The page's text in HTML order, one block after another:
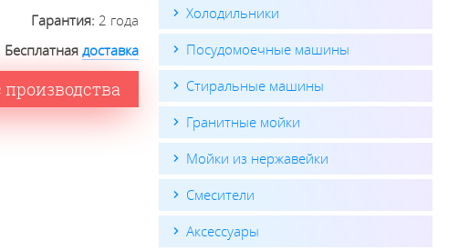
Гарантия: 2 года
Бесплатнаядоставка
производства
Холодильники
Посудомоечные машины
Стиральные машины
Гранитные мойки
Мойки из нержавейки
Смесители
Аксессуары